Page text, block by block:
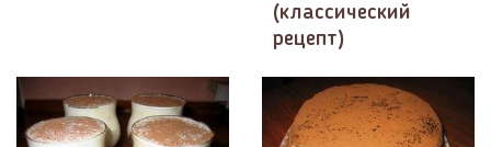
(классический
рецепт)